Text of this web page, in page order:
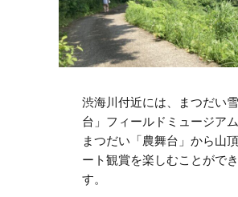
渋海川付近には、まつだい
台」フィールドミュージア
まつだい「農舞台」から山
ート観賞を楽しむことがで
す。